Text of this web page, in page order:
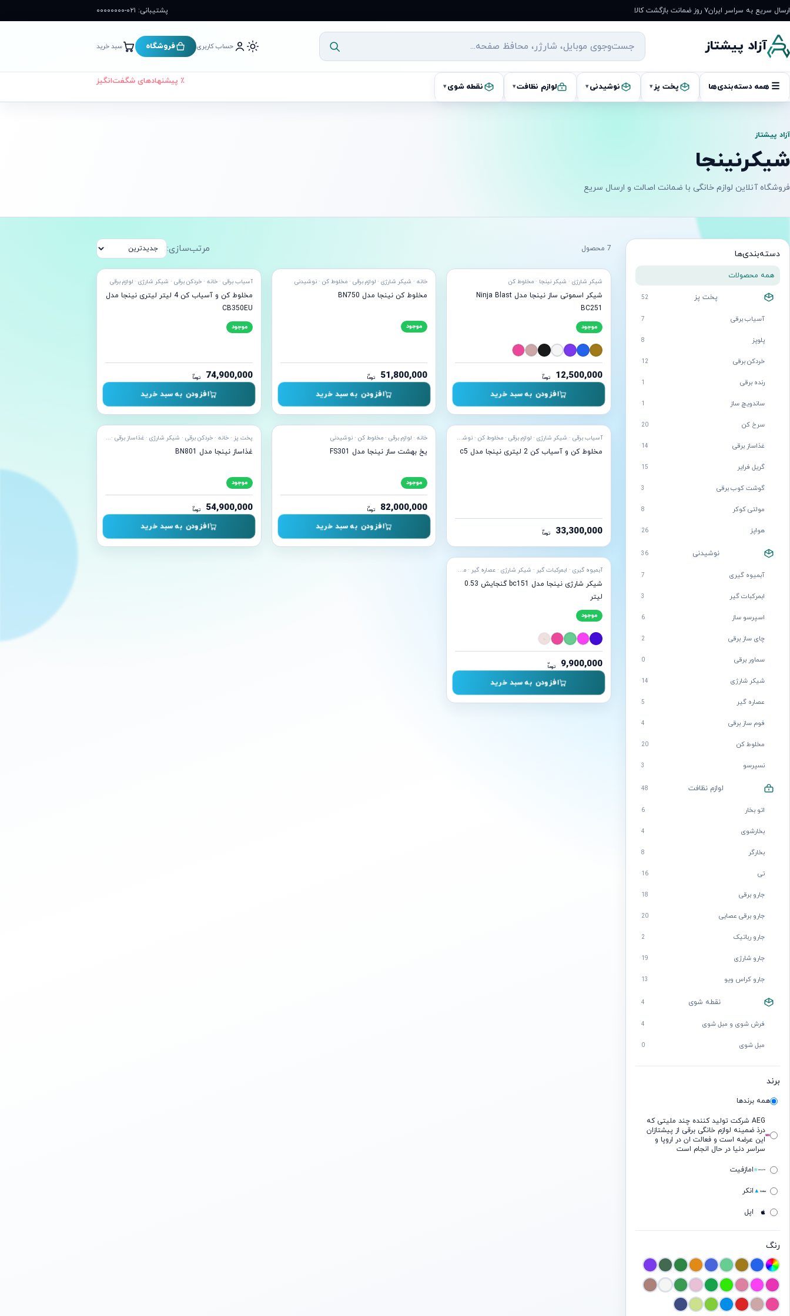
پرش
به
محتوا
ارسال سریع به سراسر ایران۷ روز ضمانت بازگشت کالا پشتیبانی: ۰۲۱-۰۰۰۰۰۰۰۰
آزاد پیشتاز حساب کاربری فروشگاه سبد خرید
☰ همه دسته‌بندی‌ها پخت پز ▾ نوشیدنی▾ لوازم نظافت▾ نقطه شوی ▾
٪ پیشنهادهای شگفت‌انگیز
آزاد پیشتاز
شیکرنینجا
فروشگاه آنلاین لوازم خانگی با ضمانت اصالت و ارسال سریع
دسته‌بندی‌ها
همه محصولات
پخت پز 52
آسیاب برقی 7
پلوپز 8
خردکن برقی 12
رنده برقی 1
ساندویچ ساز 1
سرخ کن 20
غذاساز برقی 14
گریل فرایر 15
گوشت کوب برقی 3
مولتی کوکر 8
هواپز 26
نوشیدنی 36
آبمیوه گیری 7
ابمرکبات گیر 3
اسپرسو ساز 6
چای ساز برقی 2
سماور برقی 0
شیکر شارژی 14
عصاره گیر 5
فوم ساز برقی 4
مخلوط کن 20
نسپرسو 3
لوازم نظافت 48
اتو بخار 6
بخارشوی 4
بخارگر 8
تی 16
جارو برقی 18
جارو برقی عصایی 20
جارو رباتیک 2
جارو شارژی 19
جارو کراس ویو 13
نقطه شوی 4
فرش شوی و مبل شوی 4
مبل شوی 0
برند
همه برندها
AEG شرکت تولید کننده چند ملیتی که
درذ ضمینه لوازم خانگی برقی از پیشتازان
این عرضه است و فعالت ان در اروپا و
سراسر دنیا در حال انجام است
امازفیت
انکر
اپل
ایسوس
بیتس
بوز
رنگ
7 محصول مرتب‌سازی:
شیکر شارژی · شیکر نینجا · مخلوط کن
شیکر اسموتی ساز نینجا مدل Ninja Blast
BC251
موجود
12,500,000 توما
ن
افزودن به سبد خرید
خانه · شیکر شارژی · لوازم برقی · مخلوط کن · نوشیدنی
مخلوط کن نینجا مدل BN750
موجود
51,800,000 توما
ن
افزودن به سبد خرید
آسیاب برقی · خانه · خردکن برقی · شیکر شارژی · لوازم برقی
مخلوط کن و آسیاب کن 4 لیتر لیتری نینجا مدل
CB350EU
موجود
74,900,000 توما
ن
افزودن به سبد خرید
آسیاب برقی · شیکر شارژی · لوازم برقی · مخلوط کن · نوشیدنی
مخلوط کن و آسیاب کن 2 لیتری نینجا مدل c5
33,300,000 توما
ن
آماده ارسال
خانه · لوازم برقی · مخلوط کن · نوشیدنی
یخ بهشت ساز نینجا مدل FS301
موجود
82,000,000 توما
ن
افزودن به سبد خرید
آماده ارسال
پخت پز · خانه · خردکن برقی · شیکر شارژی · غذاساز برقی · مخلوط کن · نوشیدنی
غذاساز نینجا مدل BN801
موجود
54,900,000 توما
ن
افزودن به سبد خرید
پرفروشآماده ارسال
آبمیوه گیری · ابمرکبات گیر · شیکر شارژی · عصاره گیر · مخلوط کن · نوشیدنی
شیکر شارژی نینجا مدل bc151 گنجایش 0.53
لیتر
موجود
9,900,000 توما
ن
افزودن به سبد خرید